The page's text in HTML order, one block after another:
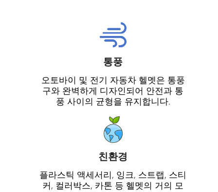
통풍
오토바이 및 전기 자동차 헬멧은 통풍
구와 완벽하게 디자인되어 안전과 통
풍 사이의 균형을 유지합니다.
친환경
플라스틱 액세서리, 잉크, 스트랩, 스티
커, 컬러박스, 카톤 등 헬멧의 거의 모